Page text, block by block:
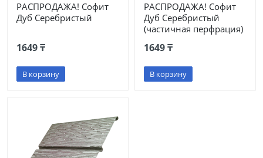
РАСПРОДАЖА! Софит
Дуб Серебристый
1649 ₸
В корзину
РАСПРОДАЖА! Софит
Дуб Серебристый
(частичная перфрация)
1649 ₸
В корзину